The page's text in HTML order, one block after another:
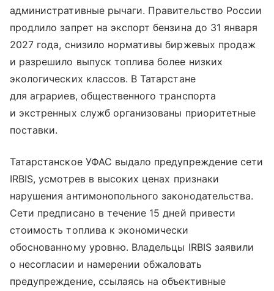
административные рычаги. Правительство России
продлило запрет на экспорт бензина до 31 января
2027 года, снизило нормативы биржевых продаж
и разрешило выпуск топлива более низких
экологических классов. В Татарстане
для аграриев, общественного транспорта
и экстренных служб организованы приоритетные
поставки.
Татарстанское УФАС выдало предупреждение сети
IRBIS, усмотрев в высоких ценах признаки
нарушения антимонопольного законодательства.
Сети предписано в течение 15 дней привести
стоимость топлива к экономически
обоснованному уровню. Владельцы IRBIS заявили
о несогласии и намерении обжаловать
предупреждение, ссылаясь на объективные